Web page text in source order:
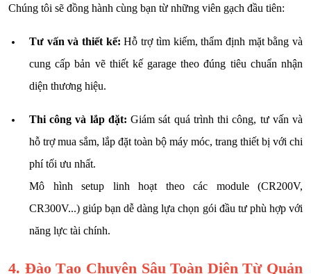
Chúng tôi sẽ đồng hành cùng bạn từ những viên gạch đầu tiên:
Tư vấn và thiết kế: Hỗ trợ tìm kiếm, thẩm định mặt bằng và
cung cấp bản vẽ thiết kế garage theo đúng tiêu chuẩn nhận
diện thương hiệu.
Thi công và lắp đặt: Giám sát quá trình thi công, tư vấn và
hỗ trợ mua sắm, lắp đặt toàn bộ máy móc, trang thiết bị với chi
phí tối ưu nhất.
Mô hình setup linh hoạt theo các module (CR200V,
CR300V...) giúp bạn dễ dàng lựa chọn gói đầu tư phù hợp với
năng lực tài chính.
4. Đào Tạo Chuyên Sâu Toàn Diện Từ Quản